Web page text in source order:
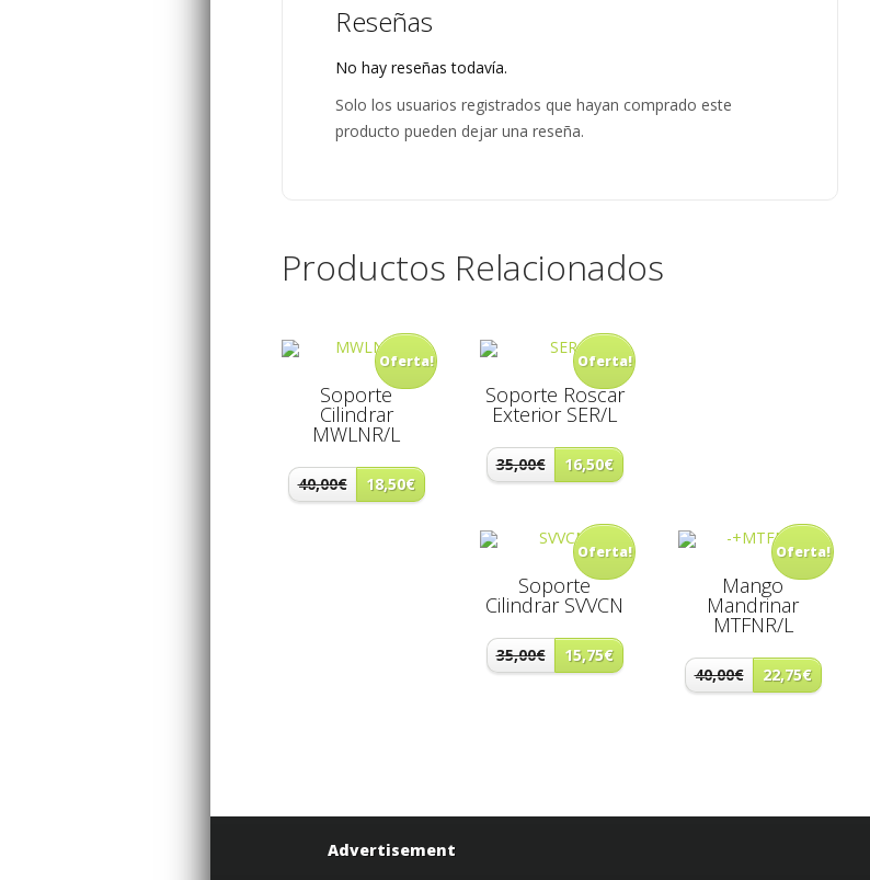
Reseñas
No hay reseñas todavía.
Solo los usuarios registrados que hayan comprado este
producto pueden dejar una reseña.
Productos Relacionados
Oferta!
Soporte
Cilindrar
MWLNR/L
40,00€ 18,50€
Oferta!
Soporte Roscar
Exterior SER/L
35,00€ 16,50€
Oferta!
Soporte
Cilindrar SVVCN
35,00€ 15,75€
Oferta!
Mango
Mandrinar
MTFNR/L
40,00€ 22,75€
Advertisement